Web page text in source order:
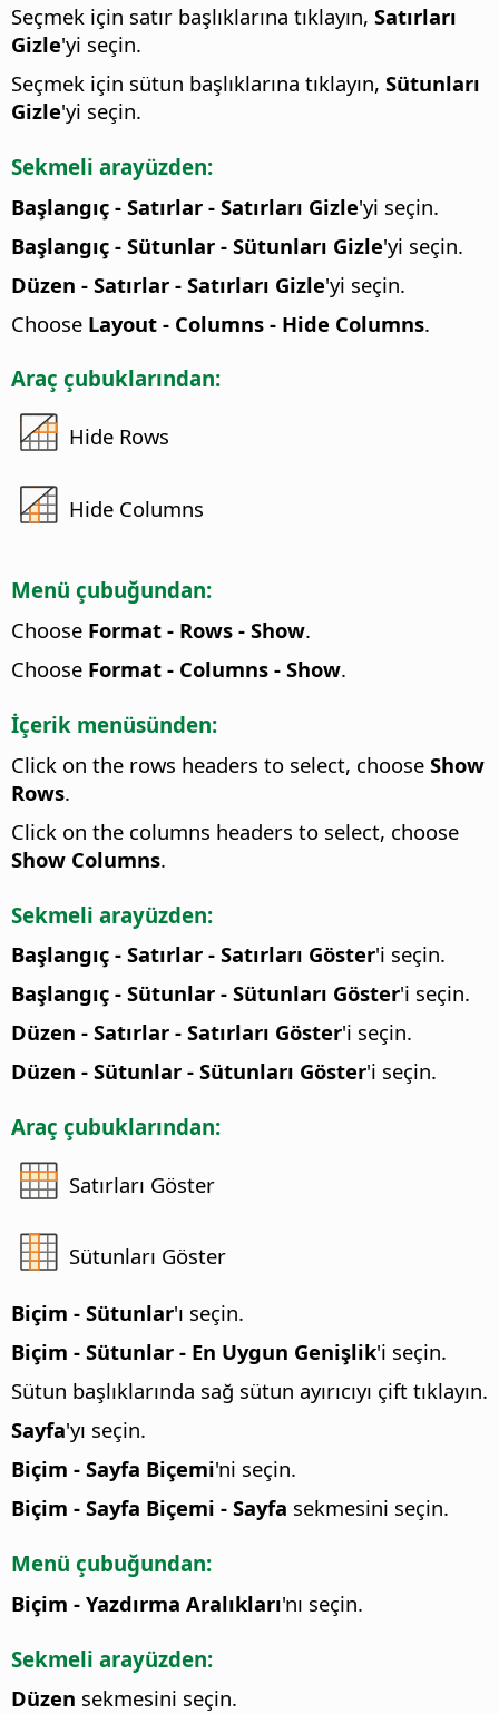
Seçmek için satır başlıklarına tıklayın, Satırları
Gizle'yi seçin.
Seçmek için sütun başlıklarına tıklayın, Sütunları
Gizle'yi seçin.
Sekmeli arayüzden:
Başlangıç - Satırlar - Satırları Gizle'yi seçin.
Başlangıç - Sütunlar - Sütunları Gizle'yi seçin.
Düzen - Satırlar - Satırları Gizle'yi seçin.
Choose Layout - Columns - Hide Columns.
Araç çubuklarından:
Hide Rows
Hide Columns
Menü çubuğundan:
Choose Format - Rows - Show.
Choose Format - Columns - Show.
İçerik menüsünden:
Click on the rows headers to select, choose Show
Rows.
Click on the columns headers to select, choose
Show Columns.
Sekmeli arayüzden:
Başlangıç - Satırlar - Satırları Göster'i seçin.
Başlangıç - Sütunlar - Sütunları Göster'i seçin.
Düzen - Satırlar - Satırları Göster'i seçin.
Düzen - Sütunlar - Sütunları Göster'i seçin.
Araç çubuklarından:
Satırları Göster
Sütunları Göster
Biçim - Sütunlar'ı seçin.
Biçim - Sütunlar - En Uygun Genişlik'i seçin.
Sütun başlıklarında sağ sütun ayırıcıyı çift tıklayın.
Sayfa'yı seçin.
Biçim - Sayfa Biçemi'ni seçin.
Biçim - Sayfa Biçemi - Sayfa sekmesini seçin.
Menü çubuğundan:
Biçim - Yazdırma Aralıkları'nı seçin.
Sekmeli arayüzden:
Düzen sekmesini seçin.